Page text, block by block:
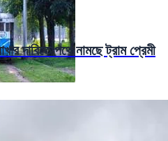
দাবিতে পথে নামছে ট্রাম প্রেমী